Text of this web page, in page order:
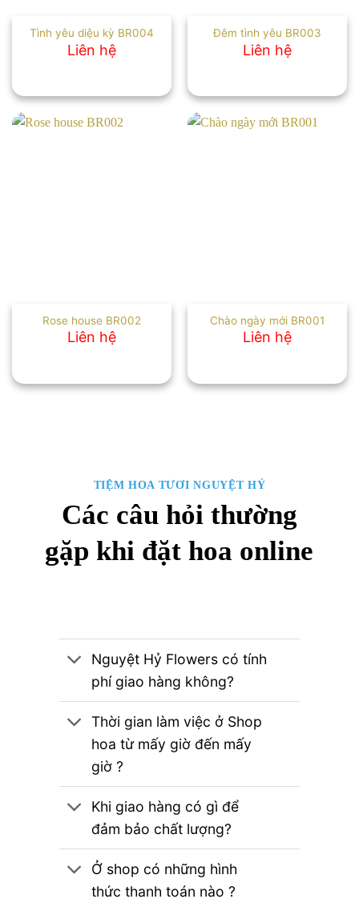
Tình yêu diệu kỳ BR004
Liên hệ
Đêm tình yêu BR003
Liên hệ
Rose house BR002
Liên hệ
Chào ngày mới BR001
Liên hệ
TIỆM HOA TƯƠI NGUYỆT HỶ
Các câu hỏi thường
gặp khi đặt hoa online
Nguyệt Hỷ Flowers có tính
phí giao hàng không?
Thời gian làm việc ở Shop
hoa từ mấy giờ đến mấy
giờ ?
Khi giao hàng có gì để
đảm bảo chất lượng?
Ở shop có những hình
thức thanh toán nào ?